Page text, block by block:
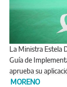
La Ministra Estela Díaz y el Ministro Daniel Gollán presentaron la
Guía de
aprueba su
MORENO